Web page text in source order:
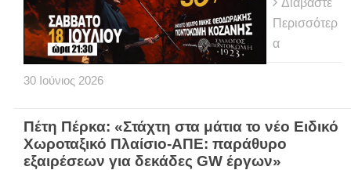
Περισσότερ
α
30 Ιούνιος 2026
Πέτη Πέρκα: «Στάχτη στα μάτια το νέο Ειδικό
Χωροταξικό Πλαίσιο-ΑΠΕ: παράθυρο
εξαιρέσεων για δεκάδες GW έργων»